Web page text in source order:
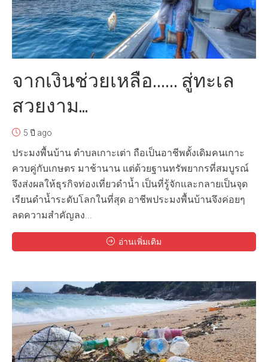
จากเงินช่วยเหลือ…… สู่ทะเล
สวยงาม...
5 ปี ago
ประมงพื้นบ้าน ตำบลเกาะเต่า ถือเป็นอาชีพดั้งเดิมคนเกาะ
ควบคู่กับเกษตร มาช้านาน แต่ด้วยฐานทรัพยากรที่สมบูรณ์
จึงส่งผลให้ธุรกิจท่องเที่ยวดำน้ำ เป็นที่รู้จักและกลายเป็นจุด
เรียนดำน้ำระดับโลกในที่สุด อาชีพประมงพื้นบ้านจึงค่อยๆ
ลดความสำคัญลง...
อ่านเพิ่มเติม